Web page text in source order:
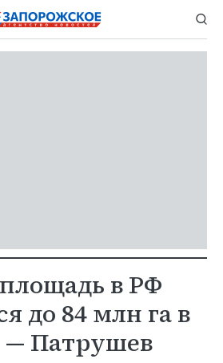
в РФ
до 84 млн га в
— Патрушев